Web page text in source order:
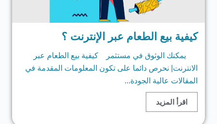
كيفية بيع الطعام عبر الإنترنت ؟
يمكنك الوثوق في مستثمر كيفية بيع الطعام عبر
الانترنت| نحرص دائما على تكون المعلومات المقدمة في
المقالات عالية الجودة...
اقرأ المزيد